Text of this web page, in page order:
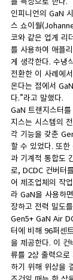
인피니언의 GaN
스 쇼이월
코와 같은 업계 리
를 사용하여 애플
게 생각한다. 수냉
전환한 이 사례에
온다는 점에서
다.”라고 말했다.
GaN 트랜지스터
지스는 시스템의
각 기능을 갖춘
할 수 있었다. 또
과 기계적 통합도
로, DCDC 컨버터
어 제조업체의 작
라 GaN을 사용하
장하고 전력 밀도
Gen5+ GaN Air
터에 비해 96퍼센
을 제공한다. 이 컨
류를 2상 출력으
하기 위해 위상을